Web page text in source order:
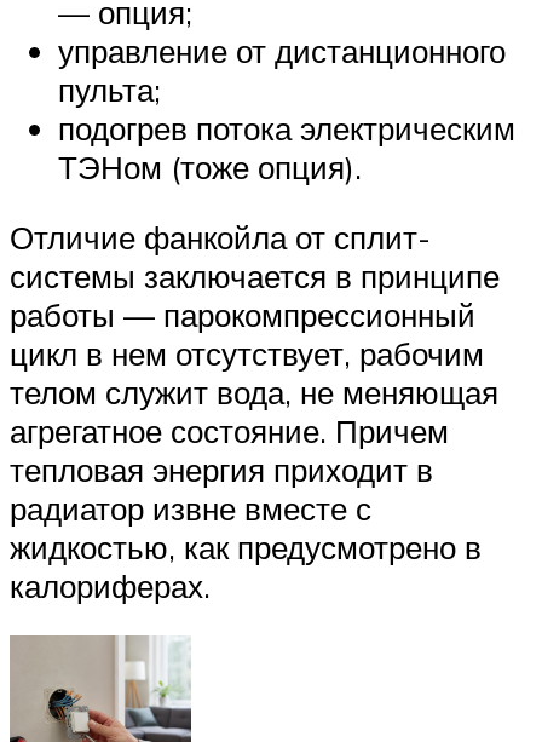
— опция;
управление от дистанционного
пульта;
подогрев потока электрическим
ТЭНом (тоже опция).
Отличие фанкойла от сплит-
системы заключается в принципе
работы — парокомпрессионный
цикл в нем отсутствует, рабочим
телом служит вода, не меняющая
агрегатное состояние. Причем
тепловая энергия приходит в
радиатор извне вместе с
жидкостью, как предусмотрено в
калориферах.